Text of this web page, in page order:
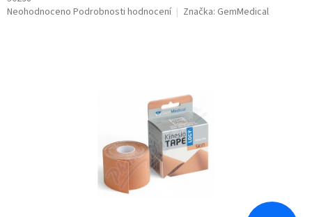
Průměrné
Neohodnoceno Podrobnosti hodnocení Značka: GemMedical